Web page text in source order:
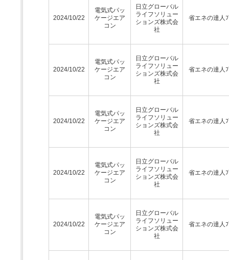
2024/10/22
電気式パッ
ケージエア
コン
日立グローバル
ライフソリュー
ションズ株式会
社
省エネの達人ﾌ
2024/10/22
電気式パッ
ケージエア
コン
日立グローバル
ライフソリュー
ションズ株式会
社
省エネの達人ﾌ
2024/10/22
電気式パッ
ケージエア
コン
日立グローバル
ライフソリュー
ションズ株式会
社
省エネの達人ﾌ
2024/10/22
電気式パッ
ケージエア
コン
日立グローバル
ライフソリュー
ションズ株式会
社
省エネの達人ﾌ
2024/10/22
電気式パッ
ケージエア
コン
日立グローバル
ライフソリュー
ションズ株式会
社
省エネの達人ﾌ